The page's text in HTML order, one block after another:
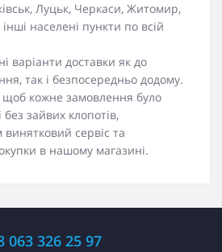
Луцьк, Черкаси, Житомир,
населені пункти по всій
варіанти доставки як до
так і безпосередньо додому.
кожне замовлення було
зайвих клопотів,
сервіс та
в нашому магазині.
063 326 25 97